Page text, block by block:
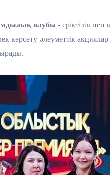
клубы - еріктілік
көрсету, әлеуметтік